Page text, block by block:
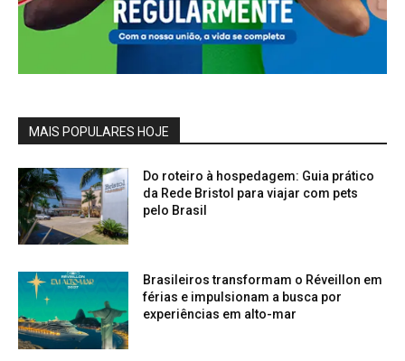
MAIS POPULARES HOJE
Do roteiro à hospedagem: Guia prático
da Rede Bristol para viajar com pets
pelo Brasil
Brasileiros transformam o Réveillon em
férias e impulsionam a busca por
experiências em alto-mar